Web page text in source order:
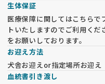
生体保証
医療保障に関してはこちらで
トいたしますのでご利用く
をお願いしております。
お迎え方法
犬舎お迎えor指定場所お迎え
血統書引き渡し